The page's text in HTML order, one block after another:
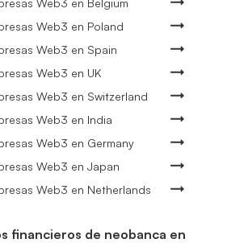
Web3 en Poland
Web3 en Spain
Web3 en UK
Web3 en Switzerland
Web3 en India
Web3 en Germany
Web3 en Japan
Web3 en Netherlands
financieros de neobanca en